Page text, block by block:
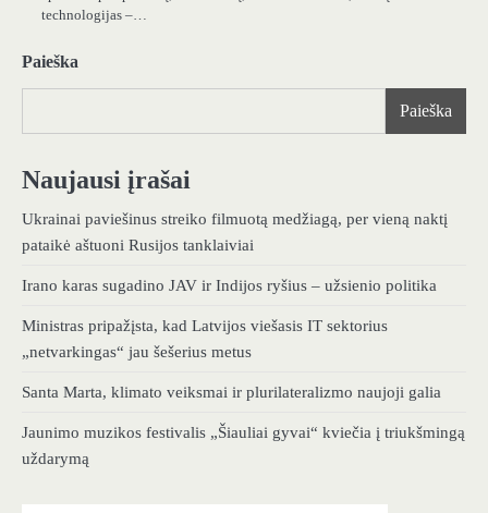
technologijas –…
Paieška
Paieška
Naujausi įrašai
Ukrainai paviešinus streiko filmuotą medžiagą, per vieną naktį
pataikė aštuoni Rusijos tanklaiviai
Irano karas sugadino JAV ir Indijos ryšius – užsienio politika
Ministras pripažįsta, kad Latvijos viešasis IT sektorius
„netvarkingas“ jau šešerius metus
Santa Marta, klimato veiksmai ir plurilateralizmo naujoji galia
Jaunimo muzikos festivalis „Šiauliai gyvai“ kviečia į triukšmingą
uždarymą